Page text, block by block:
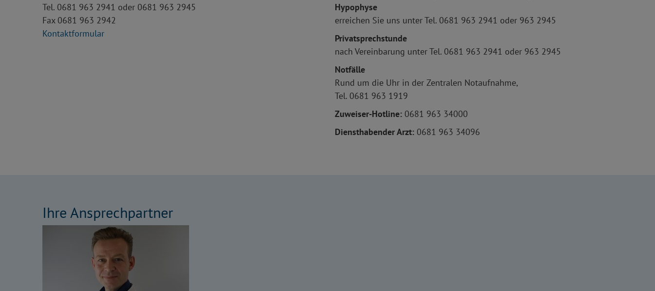
Tel. 0681 963 2941 oder 0681 963 2945
Fax 0681 963 2942
Kontaktformular
Hypophyse
erreichen Sie uns unter Tel. 0681 963 2941 oder 963 2945
Privatsprechstunde
nach Vereinbarung unter Tel. 0681 963 2941 oder 963 2945
Notfälle
Rund um die Uhr in der Zentralen Notaufnahme,
Tel. 0681 963 1919
Zuweiser-Hotline: 0681 963 34000
Diensthabender Arzt: 0681 963 34096
Ihre Ansprechpartner